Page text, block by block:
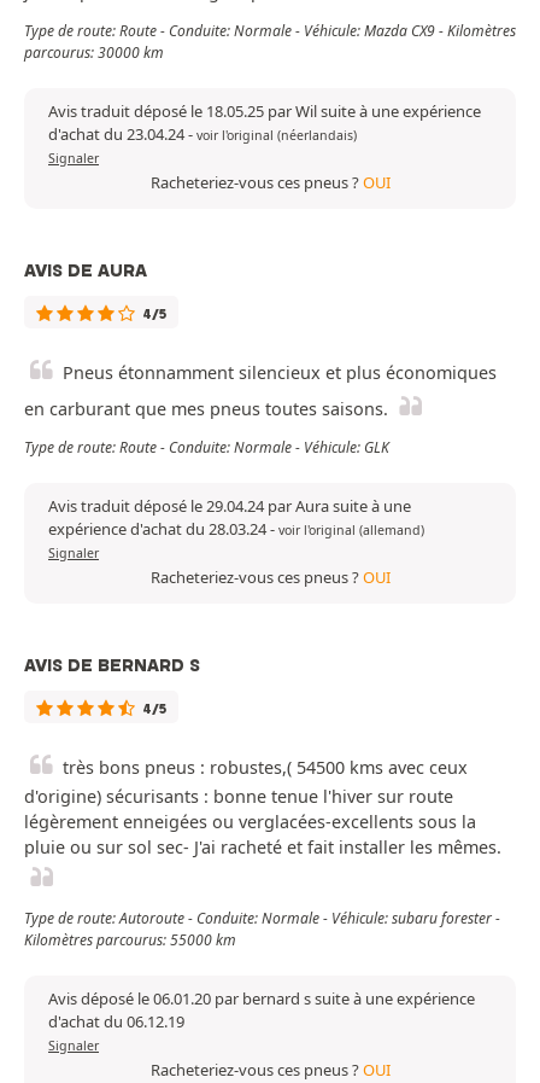
Type de route: Route - Conduite: Normale - Véhicule: Mazda CX9 - Kilomètres
parcourus: 30000 km
Avis traduit déposé le 18.05.25 par Wil suite à une expérience
d'achat du 23.04.24- voir l'original (néerlandais)
Signaler
Racheteriez-vous ces pneus ?OUI
AVIS DE AURA
4/5
Pneus étonnamment silencieux et plus économiques
en carburant que mes pneus toutes saisons.
Type de route: Route - Conduite: Normale - Véhicule: GLK
Avis traduit déposé le 29.04.24 par Aura suite à une
expérience d'achat du 28.03.24- voir l'original (allemand)
Signaler
Racheteriez-vous ces pneus ?OUI
AVIS DE BERNARD S
4/5
très bons pneus : robustes,( 54500 kms avec ceux
d'origine) sécurisants : bonne tenue l'hiver sur route
légèrement enneigées ou verglacées-excellents sous la
pluie ou sur sol sec- J'ai racheté et fait installer les mêmes.
Type de route: Autoroute - Conduite: Normale - Véhicule: subaru forester -
Kilomètres parcourus: 55000 km
Avis déposé le 06.01.20 par bernard s suite à une expérience
d'achat du 06.12.19
Signaler
Racheteriez-vous ces pneus ?OUI